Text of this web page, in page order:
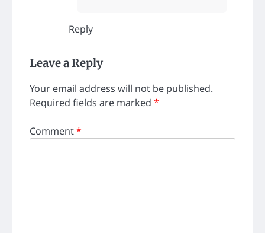
Reply
Leave a Reply
Your email address will not be published.
Required fields are marked *
Comment*